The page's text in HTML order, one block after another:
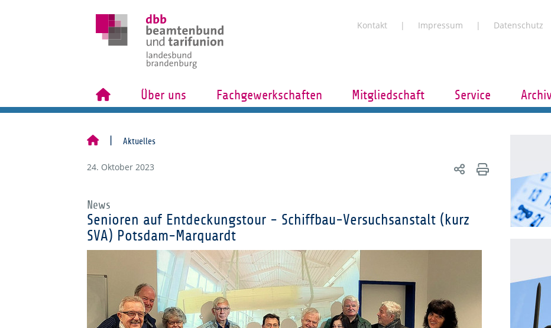
Kontakt Impressum Datenschutz
Über uns Fachgewerkschaften Mitgliedschaft Service
Aktuelles
24. Oktober 2023
News
Senioren auf Entdeckungstour - Schiffbau-Versuchsanstalt (kurz
SVA) Potsdam-Marquardt